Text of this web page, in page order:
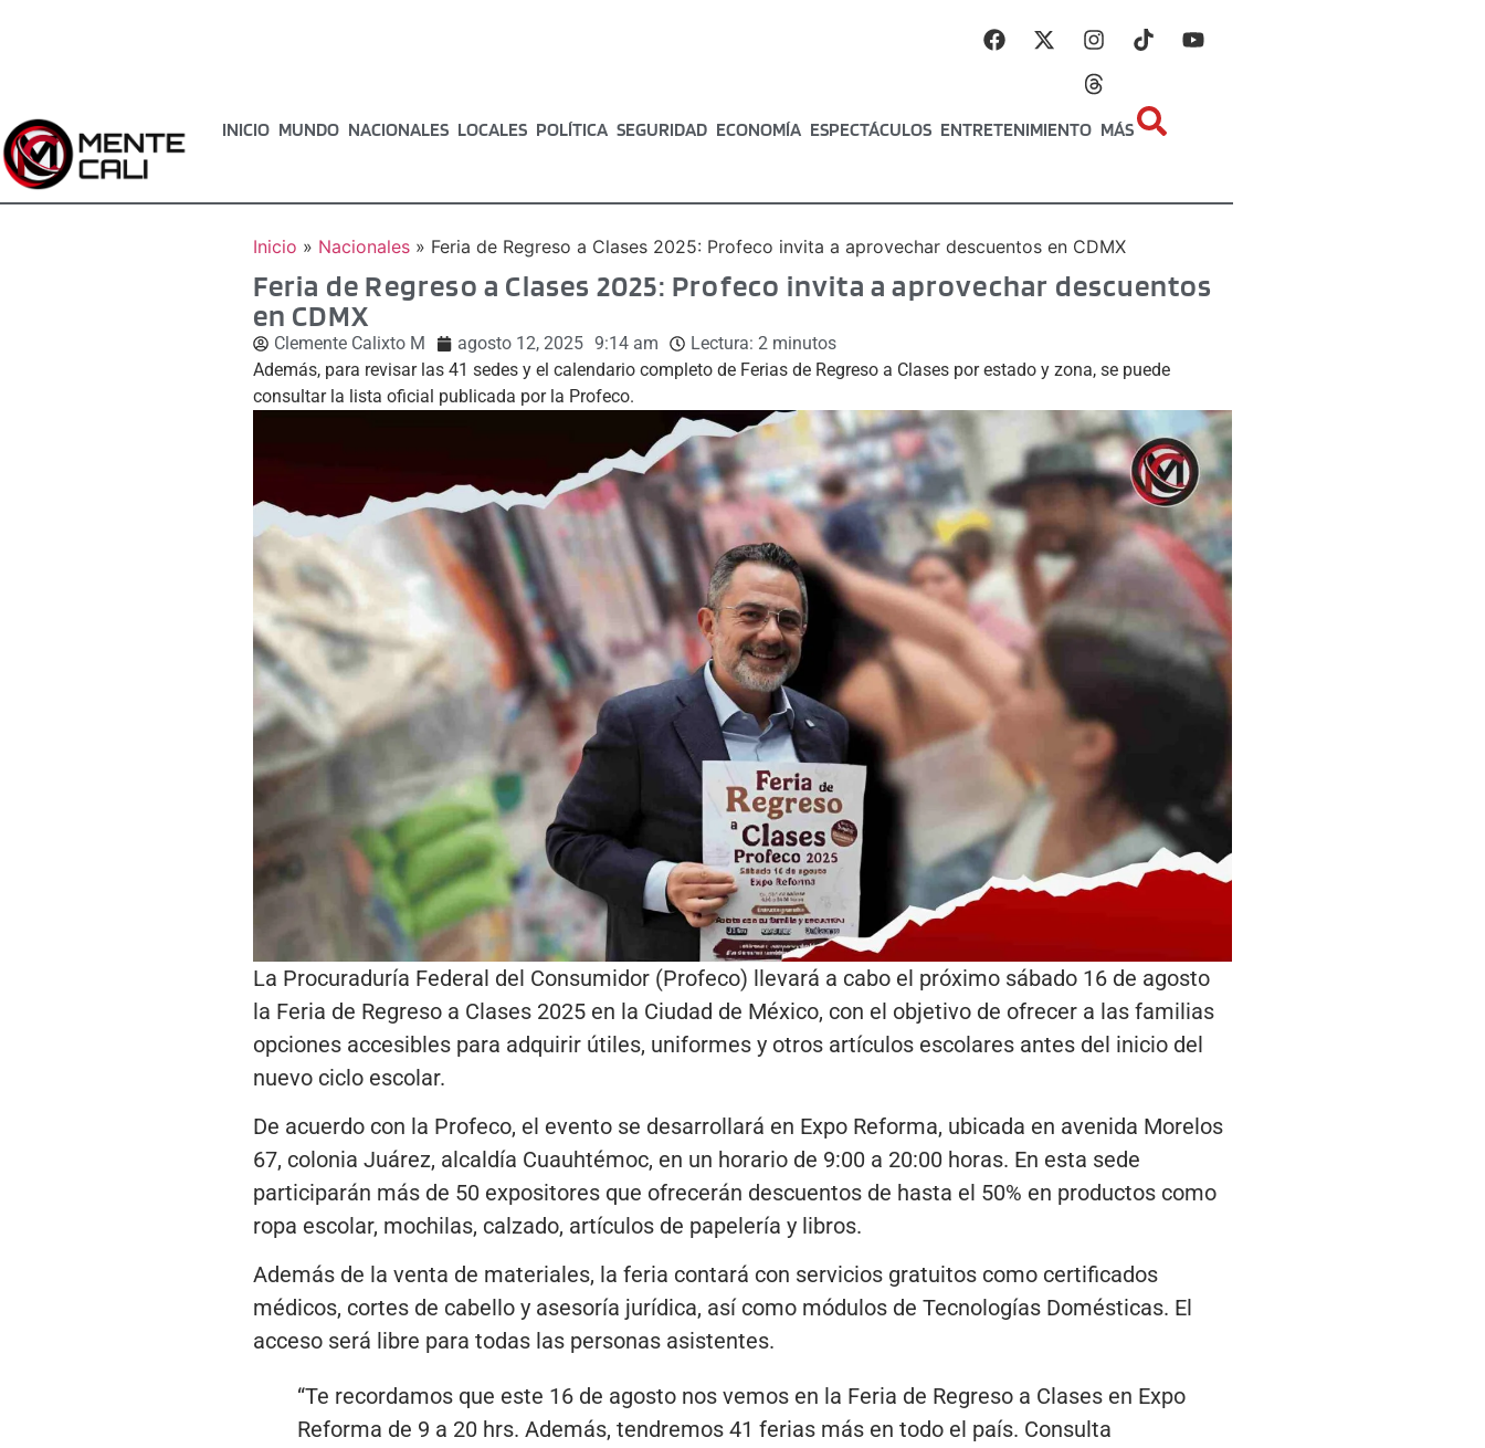
INICIO MUNDO NACIONALES LOCALES POLÍTICA SEGURIDAD ECONOMÍA ESPECTÁCULOS ENTRETENIMIENTO MÁS
Inicio » Nacionales» Feria de Regreso a Clases 2025: Profeco invita a aprovechar descuentos en CDMX
Feria de Regreso a Clases 2025: Profeco invita a aprovechar descuentos
en CDMX
Clemente Calixto M agosto 12, 2025 9:14 am Lectura: 2 minutos
Además, para revisar las 41 sedes y el calendario completo de Ferias de Regreso a Clases por estado y zona, se puede
consultar la lista oficial publicada por la Profeco.
La Procuraduría Federal del Consumidor (Profeco) llevará a cabo el próximo sábado 16 de agosto
la Feria de Regreso a Clases 2025 en la Ciudad de México, con el objetivo de ofrecer a las familias
opciones accesibles para adquirir útiles, uniformes y otros artículos escolares antes del inicio del
nuevo ciclo escolar.
De acuerdo con la Profeco, el evento se desarrollará en Expo Reforma, ubicada en avenida Morelos
67, colonia Juárez, alcaldía Cuauhtémoc, en un horario de 9:00 a 20:00 horas. En esta sede
participarán más de 50 expositores que ofrecerán descuentos de hasta el 50% en productos como
ropa escolar, mochilas, calzado, artículos de papelería y libros.
Además de la venta de materiales, la feria contará con servicios gratuitos como certificados
médicos, cortes de cabello y asesoría jurídica, así como módulos de Tecnologías Domésticas. El
acceso será libre para todas las personas asistentes.
“Te recordamos que este 16 de agosto nos vemos en la Feria de Regreso a Clases en Expo
Reforma de 9 a 20 hrs. Además, tendremos 41 ferias más en todo el país. Consulta